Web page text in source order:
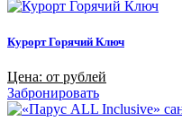
Курорт Горячий Ключ
Цена: от рублей
Забронировать